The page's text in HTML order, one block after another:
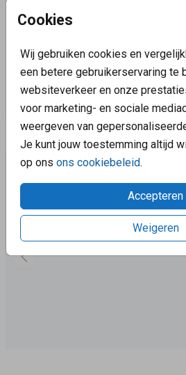
Cookies
Wij gebruiken cookies en
een betere gebruikerservaring te
websiteverkeer en onze
voor marketing- en sociale
weergeven van
Je kunt jouw toestemming altijd
op ons ons cookiebeleid.
Accepteren
Weigeren
Aanbevolen